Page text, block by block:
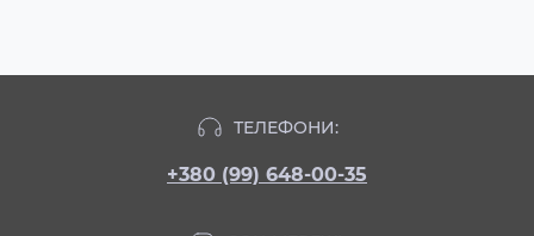
ТЕЛЕФОНИ:
+380 (99) 648-00-35